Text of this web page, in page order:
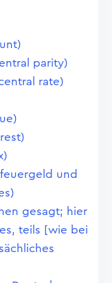
parity)
rate)
und
gesagt; hier
teils [wie bei